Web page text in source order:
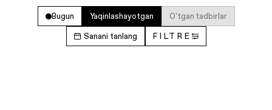
Bugun Yaqinlashayotgan O'tgan tadbirlar
Sanani tanlang FILTRE